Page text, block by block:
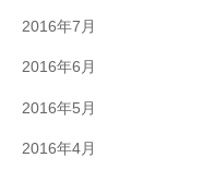
2016年7月
2016年6月
2016年5月
2016年4月